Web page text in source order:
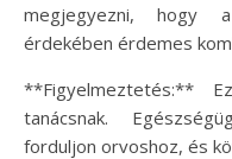
megjegyezni, hogy
érdekében érdemes
**Figyelmeztetés:**
tanácsnak.
forduljon orvoshoz, és